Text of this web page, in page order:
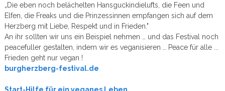
„Die eben noch belächelten Hansguckindielufts, die Feen und
Elfen, die Freaks und die Prinzessinnen empfangen sich auf dem
Herzberg mit Liebe, Respekt und in Frieden."
An ihr sollten wir uns ein Beispiel nehmen … und das Festival noch
peacefuller gestalten, indem wir es veganisieren … Peace für alle ...
Frieden geht nur vegan !
burgherzberg-festival.de